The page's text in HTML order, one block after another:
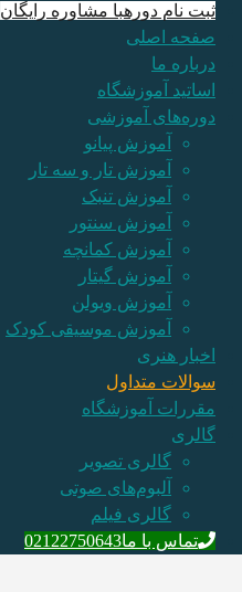
ثبت نام دورهبا مشاوره رایگان
صفحه اصلی
درباره ما
اساتید آموزشگاه
دوره‌های آموزشی
آموزش پیانو
آموزش تار و سه تار
آموزش تنبک
آموزش سنتور
آموزش کمانچه
آموزش گیتار
آموزش ویولن
آموزش موسیقی کودک
اخبار هنری
سوالات متداول
مقررات آموزشگاه
گالری
گالری تصویر
آلبوم‌های صوتی
گالری فیلم
تماس با ما02122750643